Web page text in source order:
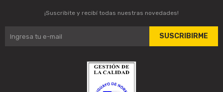
¡Suscribite y recibí todas nuestras novedades!
SUSCRIBIRME